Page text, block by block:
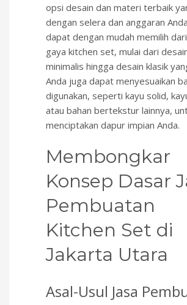
opsi desain dan materi terbaik
dengan selera dan anggaran
dapat dengan mudah memilih
gaya kitchen set, mulai dari
minimalis hingga desain klasik
Anda juga dapat menyesuaikan
digunakan, seperti kayu solid,
atau bahan bertekstur lainnya,
menciptakan dapur impian Anda.
Membongkar
Konsep Dasar
Pembuatan
Kitchen Set di
Jakarta Utara
Asal-Usul Jasa